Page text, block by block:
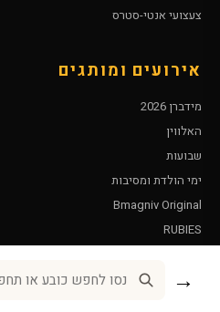
צעצועי אנטי-סטרס
אירועים ומותגים
מידברן 2026
האלווין
שבועות
ימי הולדת ומסיבות
Bmagniv Original
RUBIES
→